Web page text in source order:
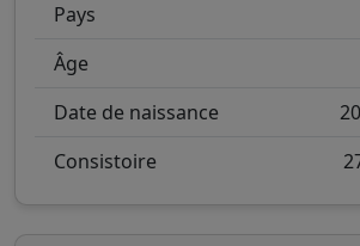
Pays
Âge
Date de naissance
Consistoire